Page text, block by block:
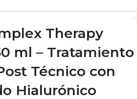
Therapy
ml – Tratamiento
Técnico con
Hialurónico